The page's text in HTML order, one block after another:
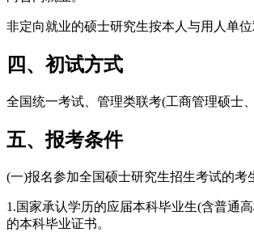
非定向就业的硕士研究生按本人与用人单位
四、初试方式
全国统一考试、管理类联考(工商管理硕士
五、报考条件
(一)报名参加全国硕士研究生招生考试的考
1.国家承认学历的应届本科毕业生(含普通
的本科毕业证书。